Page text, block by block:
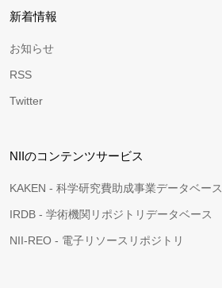
新着情報
お知らせ
RSS
Twitter
NIIのコンテンツサービス
KAKEN - 科学研究費助成事業データベース
IRDB - 学術機関リポジトリデータベース
NII-REO - 電子リソースリポジトリ